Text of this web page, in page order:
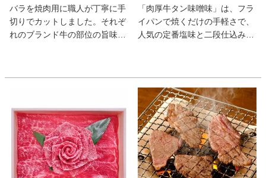
質は堅めですが、霜降りが入り
やすい部位なので濃厚な肉の風
味、旨味を感じられる部位で
お楽しみください。
バラを焼肉用に職人が丁寧に手
切りでカットしました。それぞ
れのブランド牛の部位の旨味や
て守り続けられ、甘み成分が強
いお肉となっています。松阪牛
は脂が細かく入ったバランスの
良いお肉で、見た目にも美し
く、神戸牛と同様、霜降りの脂
「肉厚牛タン味噌味」は、フラ
イパンで焼くだけの手軽さで、
人気の定番塩味と二段仕込みの
上げた、本格牛たんソーセージ
の「牛たんソーセージ3種」＆
「黒胡椒味」。素材の旨味をぎ
ゅっと閉じ込られた「牛たんロ
ーストビーフ」は、低温加熱で
じっくり時間をかけローストし
味わい深く仕上がっています。